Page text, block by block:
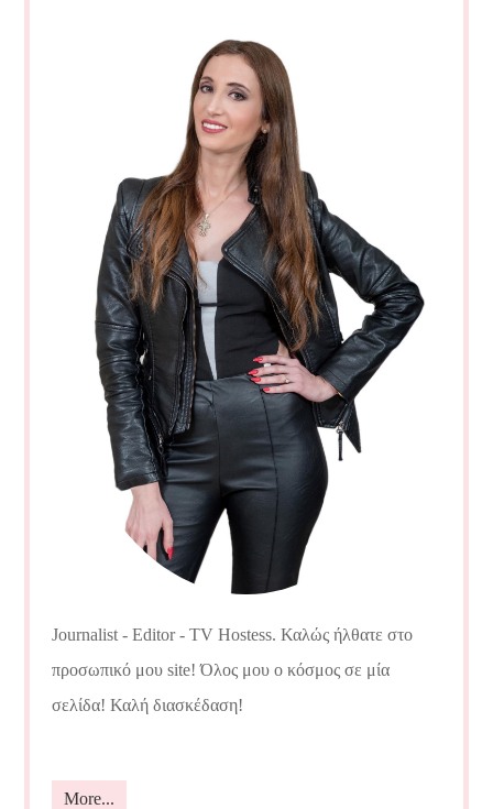
Journalist - Editor - TV Hostess. Καλώς ήλθατε στο
προσωπικό μου site! Όλος μου ο κόσμος σε μία
σελίδα! Καλή διασκέδαση!
More...